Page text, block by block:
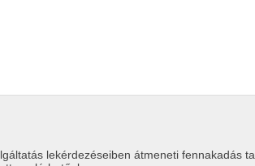
lekérdezéseiben átmeneti fennakadás